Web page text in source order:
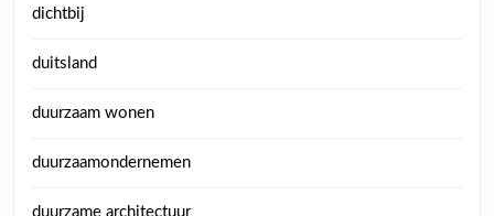
dichtbij
duitsland
duurzaam wonen
duurzaamondernemen
duurzame architectuur